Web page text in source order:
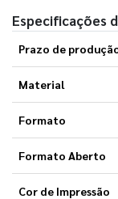
Especificações
Prazo de
Material
Formato
Formato Aberto
Cor de Impressão